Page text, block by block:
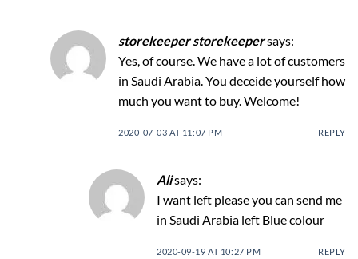
storekeeper storekeepersays:
Yes, of course. We have a lot of customers
in Saudi Arabia. You deceide yourself how
much you want to buy. Welcome!
2020-07-03 AT 11:07 PM REPLY
Alisays:
I want left please you can send me
in Saudi Arabia left Blue colour
2020-09-19 AT 10:27 PM REPLY